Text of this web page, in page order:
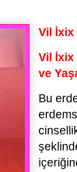
Vil İxix
Vil İxix
ve
Bu